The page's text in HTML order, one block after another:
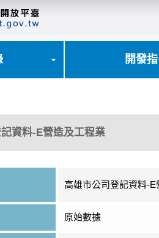
開發
資料-E營造及工程業
高雄市公司登記資料-E
原始數據